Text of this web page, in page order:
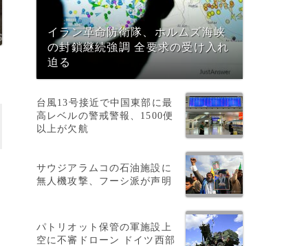
イラン革命防衛隊、ホルムズ海峡
の封鎖継続強調 全要求の受け入れ
迫る
台風13号接近で中国東部に最
高レベルの警戒警報、1500便
以上が欠航
サウジアラムコの石油施設に
無人機攻撃、フーシ派が声明
パトリオット保管の軍施設上
空に不審ドローン ドイツ西部